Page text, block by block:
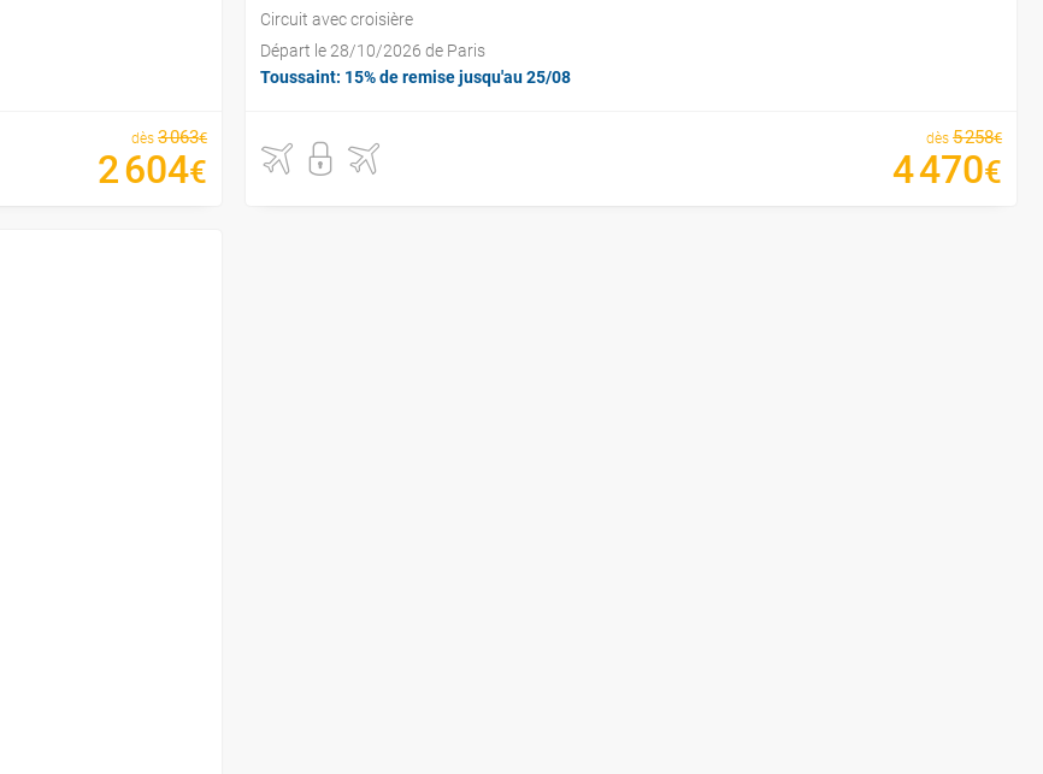
dès 3063€
2604€
Circuit avec croisière
Départ le 28/10/2026 de Paris
Toussaint: 15% de remise jusqu'au 25/08
dès 5258€
4470€